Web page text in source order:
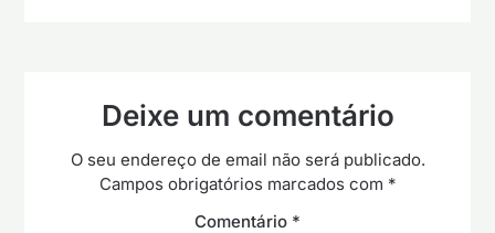
Deixe um comentário
O seu endereço de email não será publicado.
Campos obrigatórios marcados com *
Comentário *